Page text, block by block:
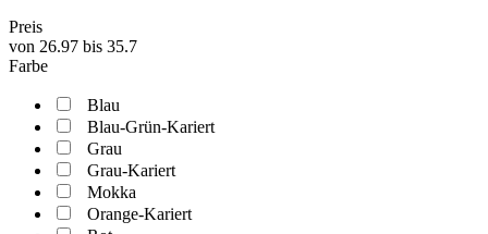
Preis
von 26.97 bis 35.7
Farbe
Blau
Blau-Grün-Kariert
Grau
Grau-Kariert
Mokka
Orange-Kariert